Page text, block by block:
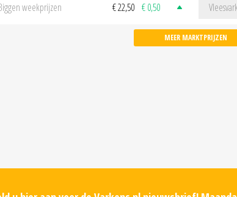
weekprijzen
€ 22,50 € 0,50
MEER MARKTPRIJZEN